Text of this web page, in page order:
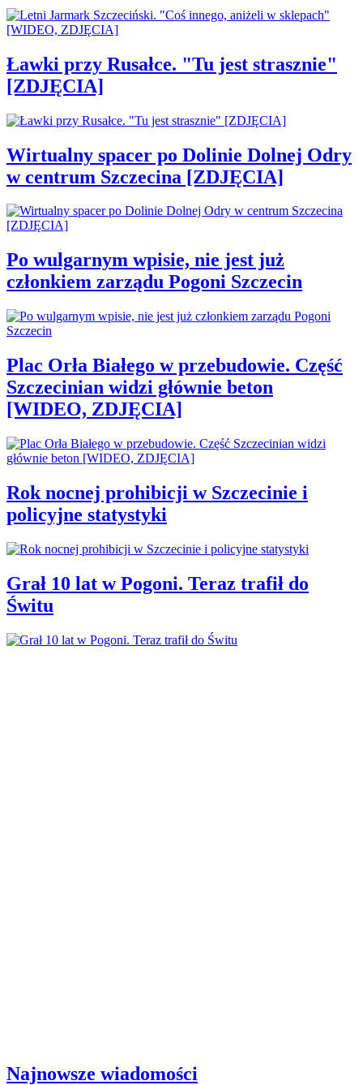
Ławki przy Rusałce. "Tu jest strasznie"
[ZDJĘCIA]
Wirtualny spacer po Dolinie Dolnej Odry
w centrum Szczecina [ZDJĘCIA]
Po wulgarnym wpisie, nie jest już
członkiem zarządu Pogoni Szczecin
Plac Orła Białego w przebudowie. Część
Szczecinian widzi głównie beton
[WIDEO, ZDJĘCIA]
Rok nocnej prohibicji w Szczecinie i
policyjne statystyki
Grał 10 lat w Pogoni. Teraz trafił do
Świtu
Najnowsze wiadomości